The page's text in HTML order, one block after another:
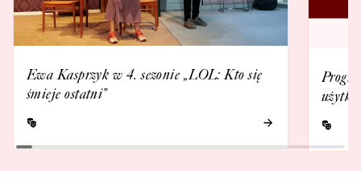
Ewa Kasprzyk w 4. sezonie „LOL: Kto się
śmieje ostatni”